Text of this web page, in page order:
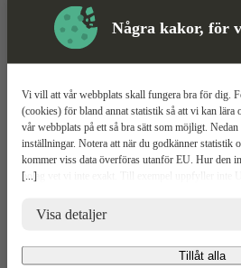
Några kakor, för
[...]
Vi vill att vår webbplats skall fungera bra för dig.
(cookies) för bland annat statistik så att vi kan
vår webbplats på ett så bra sätt som möjligt.
inställningar. Notera att när du godkänner statistik
kommer viss data överföras utanför EU. Hur den
bolag vet vi inte exakt. Till exempel uppfyller inte
risker för dina personuppgifter. De berörda
brottsbekämpande myndigheter i USA om de får
gällande eventuella personuppgifter som de
Visa detaljer
Tillåt alla
Rengöring Mer information
Indusafe Oil
klarar upp till 20L
Mer information Teknisk spec